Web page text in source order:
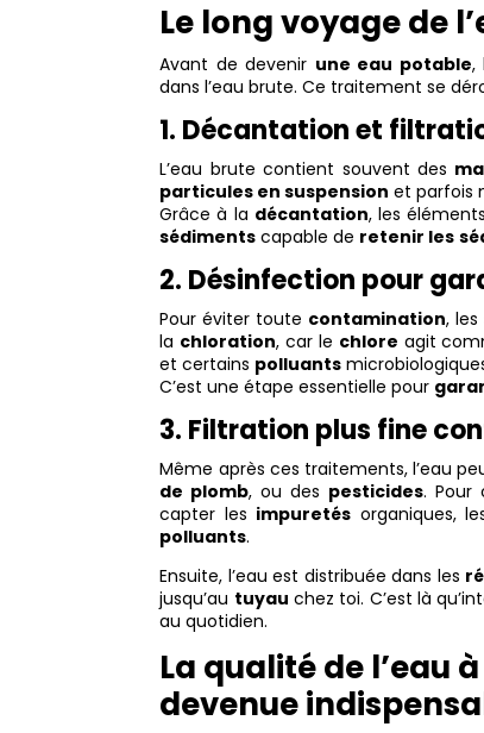
Le long voyage de
Avant de devenir une eau potable,
dans l’eau brute. Ce traitement se
1. Décantation et
L’eau brute contient souvent des
particules en suspension et parfois
Grâce à la décantation, les
sédiments capable de retenir les
2. Désinfection pour
Pour éviter toute contamination,
la chloration, car le chlore agit
et certains polluants
C’est une étape essentielle pour
3. Filtration plus fine
Même après ces traitements, l’eau
de plomb, ou des pesticides. Pour
capter les impuretés organiques,
polluants.
Ensuite, l’eau est distribuée dans les
jusqu’au tuyau chez toi. C’est là
au quotidien.
La qualité de l’eau
devenue